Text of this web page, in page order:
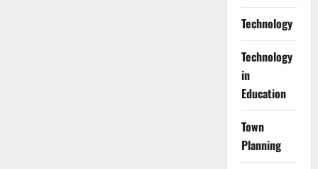
Technology
Technology
in
Education
Town
Planning